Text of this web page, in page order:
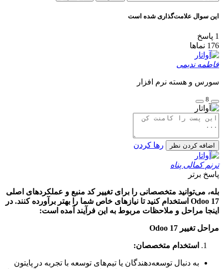
این سوال علامت‌گذاری شده است
1 پاسخ
176 نماها
فاطمه ندیمی
سورس و هسته نرم افزار
8
اضافه کردن نظر رها کردن
ترنم کمالی پناه
پاسخ برتر
بله، می‌توانید متخصصانی را برای تغییر کد منبع و عملکردهای اصلی
Odoo 17 استخدام کنید تا نیازهای خاص شما را بهتر برآورده کنند. در
اینجا مراحل و ملاحظات مربوط به این فرآیند آمده است:
مراحل تغییر Odoo 17
استخدام متخصصان:
به دنبال توسعه‌دهندگان یا تیم‌های توسعه با تجربه در پایتون